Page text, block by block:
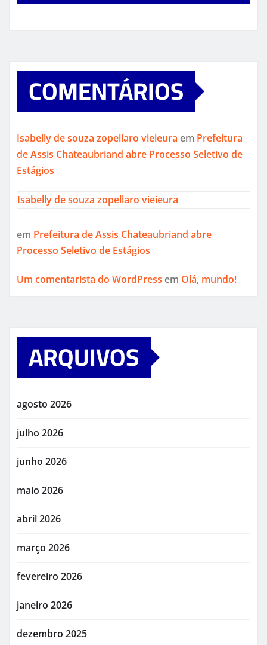
COMENTÁRIOS
Isabelly de souza zopellaro vieieura em Prefeitura
de Assis Chateaubriand abre Processo Seletivo de
Estágios
Isabelly de souza zopellaro vieieura
em Prefeitura de Assis Chateaubriand abre
Processo Seletivo de Estágios
Um comentarista do WordPress em Olá, mundo!
ARQUIVOS
agosto 2026
julho 2026
junho 2026
maio 2026
abril 2026
março 2026
fevereiro 2026
janeiro 2026
dezembro 2025